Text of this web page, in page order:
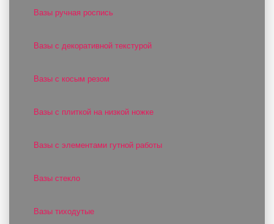
Вазы ручная роспись
Вазы с декоративной текстурой
Вазы с косым резом
Вазы с плиткой на низкой ножке
Вазы с элементами гутной работы
Вазы стекло
Вазы тиходутые